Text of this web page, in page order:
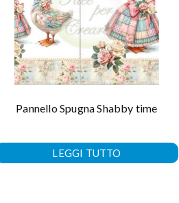
Pannello Spugna Shabby time
LEGGI TUTTO